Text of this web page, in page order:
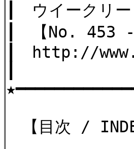
┃ ウイークリ
┃ 【No. 453
┃ http://
【目次 /